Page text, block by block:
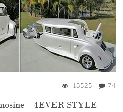
13525 74
– 4EVER STYLE